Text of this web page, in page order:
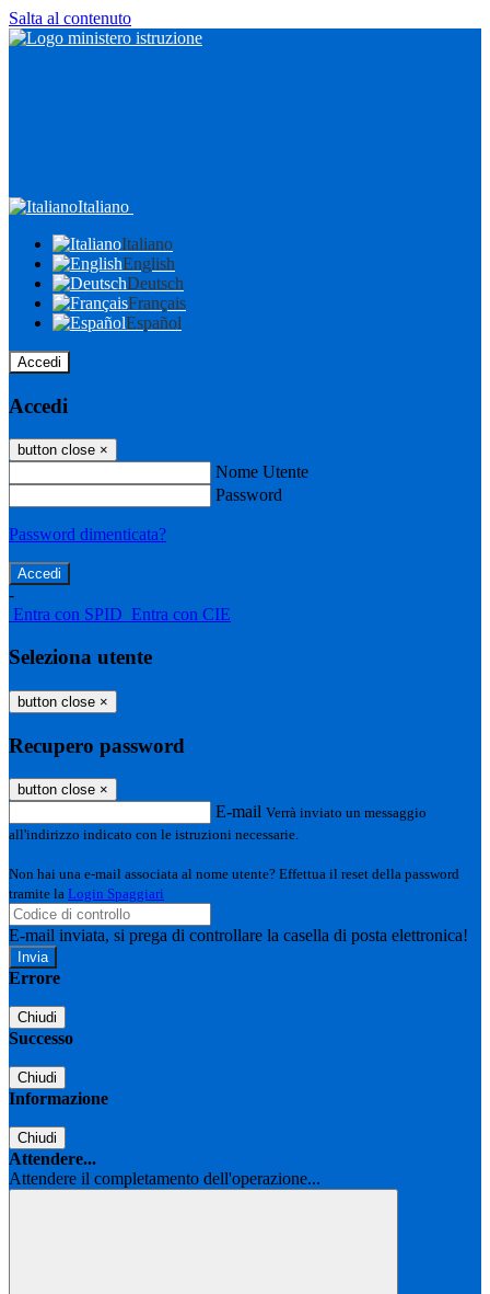
Salta al contenuto
Italiano
Italiano
English
Deutsch
Français
Español
Accedi
Accedi
button close ×
Nome Utente
Password
Password dimenticata?
-
Entra con SPID Entra con CIE
Seleziona utente
button close ×
Recupero password
button close ×
E-mail Verrà inviato un messaggio
all'indirizzo indicato con le istruzioni necessarie.
Non hai una e-mail associata al nome utente? Effettua il reset della password
tramite la Login Spaggiari
E-mail inviata, si prega di controllare la casella di posta elettronica!
Errore
Chiudi
Successo
Chiudi
Informazione
Chiudi
Attendere...
Attendere il completamento dell'operazione...